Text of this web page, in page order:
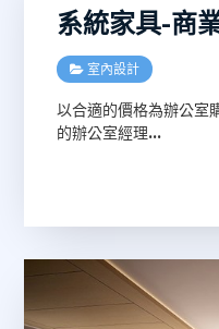
系統家具-商
室內設計
以合適的價格為辦公室
的辦公室經理…